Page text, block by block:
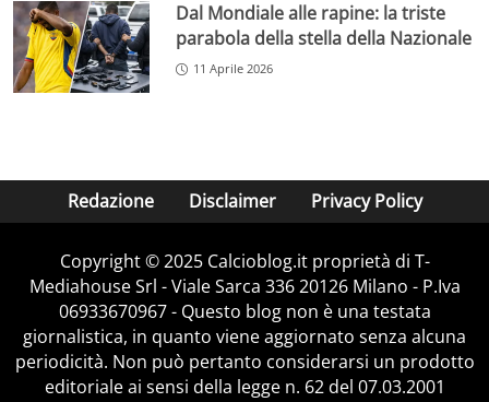
Dal Mondiale alle rapine: la triste
parabola della stella della Nazionale
11 Aprile 2026
Redazione Disclaimer Privacy Policy
Copyright © 2025 Calcioblog.it proprietà di T-
Mediahouse Srl - Viale Sarca 336 20126 Milano - P.Iva
06933670967 - Questo blog non è una testata
giornalistica, in quanto viene aggiornato senza alcuna
periodicità. Non può pertanto considerarsi un prodotto
editoriale ai sensi della legge n. 62 del 07.03.2001